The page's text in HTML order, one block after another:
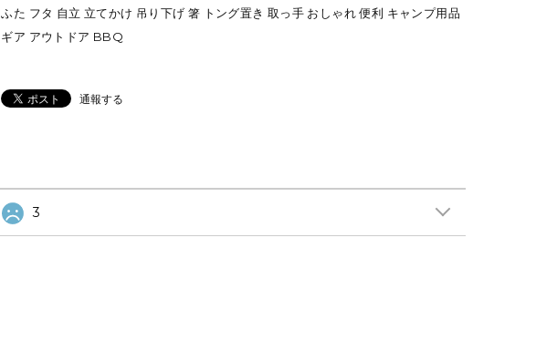
ふた フタ 自立 立てかけ 吊り下げ 箸 トング置き 取っ手 おしゃれ 便利 キャンプ用品
ギア アウトドア BBQ
通報する
3